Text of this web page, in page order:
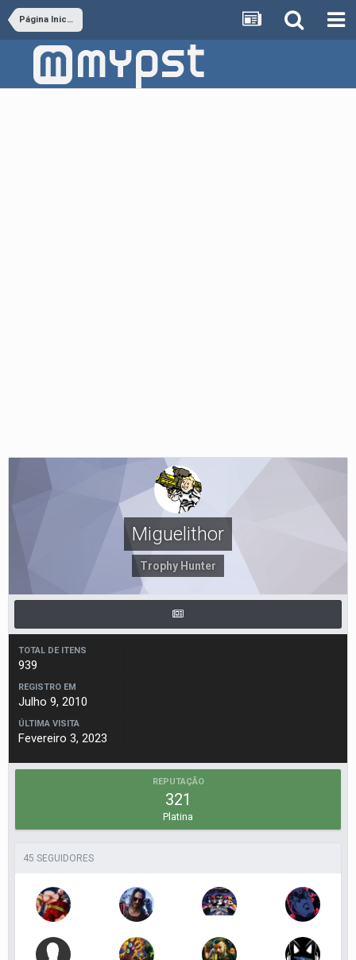
Página Inicial
Miguelithor
Trophy Hunter
TOTAL DE ITENS
939
REGISTRO EM
Julho 9, 2010
ÚLTIMA VISITA
Fevereiro 3, 2023
REPUTAÇÃO
321
Platina
45 SEGUIDORES